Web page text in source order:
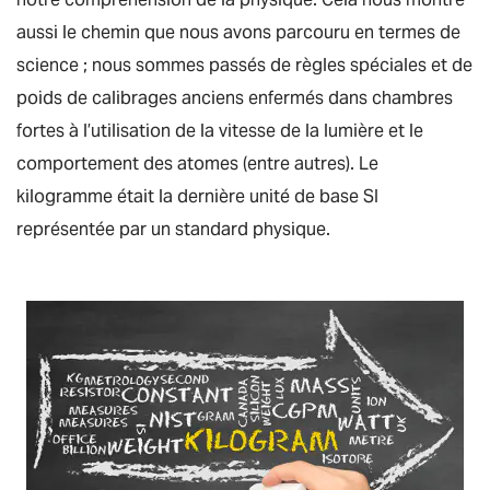
aussi le chemin que nous avons parcouru en termes de
science ; nous sommes passés de règles spéciales et de
poids de calibrages anciens enfermés dans chambres
fortes à l’utilisation de la vitesse de la lumière et le
comportement des atomes (entre autres). Le
kilogramme était la dernière unité de base SI
représentée par un standard physique.